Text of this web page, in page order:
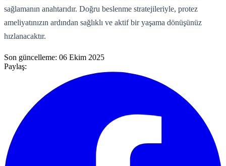
sağlamanın anahtarıdır. Doğru beslenme stratejileriyle, protez
ameliyatınızın ardından sağlıklı ve aktif bir yaşama dönüşünüz
hızlanacaktır.
Son güncelleme: 06 Ekim 2025
Paylaş: